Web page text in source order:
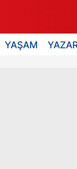
YAŞAM